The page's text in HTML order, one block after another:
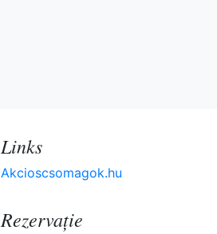
Links
Akcioscsomagok.hu
Rezervaţie